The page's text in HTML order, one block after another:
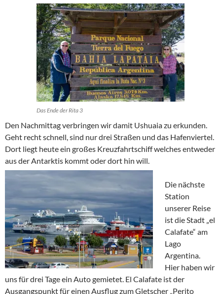
Das Ende der Rita 3
Den Nachmittag verbringen wir damit Ushuaia zu erkunden.
Geht recht schnell, sind nur drei Straßen und das Hafenviertel.
Dort liegt heute ein großes Kreuzfahrtschiff welches entweder
aus der Antarktis kommt oder dort hin will.
Die nächste
Station
unserer Reise
ist die Stadt „el
Calafate“ am
Lago
Argentina.
Hier haben wir
uns für drei Tage ein Auto gemietet. El Calafate ist der
Ausgangspunkt für einen Ausflug zum Gletscher „Perito